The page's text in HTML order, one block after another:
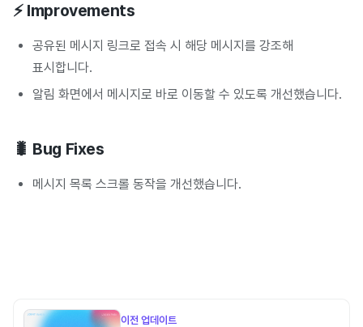
⚡ Improvements
공유된 메시지 링크로 접속 시 해당 메시지를 강조해
표시합니다.
알림 화면에서 메시지로 바로 이동할 수 있도록 개선했습니다.
🐛 Bug Fixes
메시지 목록 스크롤 동작을 개선했습니다.
이전 업데이트